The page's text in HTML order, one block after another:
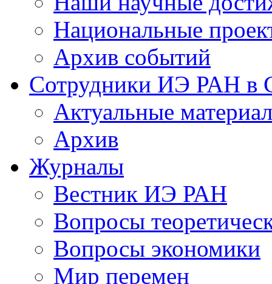
Национальные
Архив событий
Сотрудники ИЭ РАН
Актуальные
Архив
Журналы
Вестник ИЭ РАН
Вопросы
Вопросы экономики
Мир перемен